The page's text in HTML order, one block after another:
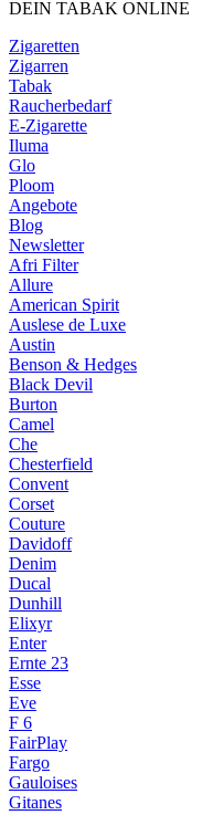
DEIN TABAK ONLINE
Zigaretten
Zigarren
Tabak
Raucherbedarf
E-Zigarette
Iluma
Glo
Ploom
Angebote
Blog
Newsletter
Afri Filter
Allure
American Spirit
Auslese de Luxe
Austin
Benson & Hedges
Black Devil
Burton
Camel
Che
Chesterfield
Convent
Corset
Couture
Davidoff
Denim
Ducal
Dunhill
Elixyr
Enter
Ernte 23
Esse
Eve
F 6
FairPlay
Fargo
Gauloises
Gitanes